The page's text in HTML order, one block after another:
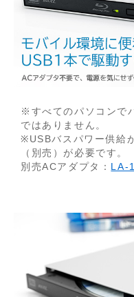
※すべてのパソコンで
ではありません。
※USBバスパワー供給
（別売）が必要です。
別売ACアダプタ：
LA-